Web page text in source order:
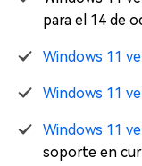
para el 14 de
Windows 11
Windows 11
Windows 11
soporte en